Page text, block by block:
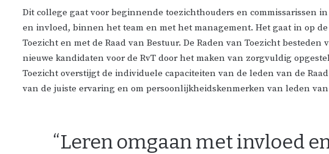
Dit college gaat voor beginnende toezichthouders en commissarissen in
en invloed, binnen het team en met het management. Het gaat in op
Toezicht en met de Raad van Bestuur. De Raden van Toezicht
nieuwe kandidaten voor de RvT door het maken van zorgvuldig
Toezicht overstijgt de individuele capaciteiten van de leden van de
van de juiste ervaring en om persoonlijkheidskenmerken van leden van
“Leren omgaan met invloed